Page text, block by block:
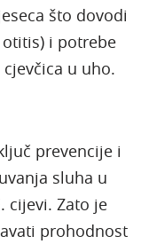
što dovodi
i potrebe
u uho.
prevencije i
sluha u
cijevi. Zato je
prohodnost